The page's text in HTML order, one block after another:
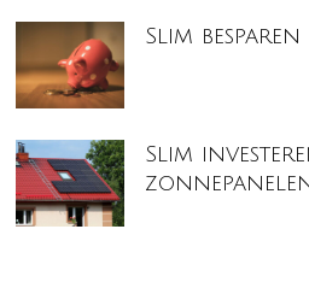
Slim besparen
Slim